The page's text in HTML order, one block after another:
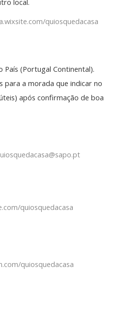
local.
quiosquedacasa
País (Portugal Continental).
para a morada que indicar no
após confirmação de boa
quiosquedacasa
quiosquedacasa